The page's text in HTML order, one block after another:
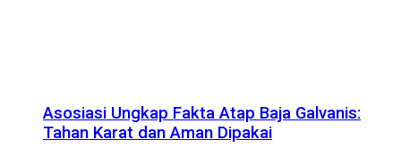
Asosiasi Ungkap Fakta Atap Baja Galvanis:
Tahan Karat dan Aman Dipakai